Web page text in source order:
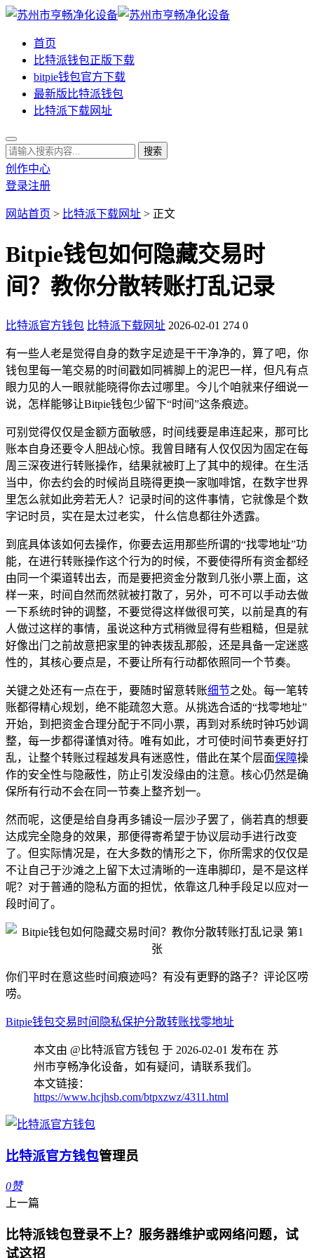
首页
比特派钱包正版下载
bitpie钱包官方下载
最新版比特派钱包
比特派下载网址
创作中心
登录注册
网站首页 > 比特派下载网址 > 正文
Bitpie钱包如何隐藏交易时
间？教你分散转账打乱记录
比特派官方钱包 比特派下载网址 2026-02-01 274 0
有一些人老是觉得自身的数字足迹是干干净净的，算了吧，你
钱包里每一笔交易的时间戳如同裤脚上的泥巴一样，但凡有点
眼力见的人一眼就能晓得你去过哪里。今儿个咱就来仔细说一
说，怎样能够让Bitpie钱包少留下“时间”这条痕迹。
可别觉得仅仅是金额方面敏感，时间线要是串连起来，那可比
账本自身还要令人胆战心惊。我曾目睹有人仅仅因为固定在每
周三深夜进行转账操作，结果就被盯上了其中的规律。在生活
当中，你去约会的时候尚且晓得更换一家咖啡馆，在数字世界
里怎么就如此旁若无人？记录时间的这件事情，它就像是个数
字记时员，实在是太过老实， 什么信息都往外透露。
到底具体该如何去操作，你要去运用那些所谓的“找零地址”功
能，在进行转账操作这个行为的时候，不要使得所有资金都经
由同一个渠道转出去，而是要把资金分散到几张小票上面，这
样一来，时间自然而然就被打散了，另外，可不可以手动去做
一下系统时钟的调整，不要觉得这样做很可笑，以前是真的有
人做过这样的事情，虽说这种方式稍微显得有些粗糙，但是就
好像出门之前故意把家里的钟表拨乱那般，还是具备一定迷惑
性的，其核心要点是，不要让所有行动都依照同一个节奏。
关键之处还有一点在于，要随时留意转账细节之处。每一笔转
账都得精心规划，绝不能疏忽大意。从挑选合适的“找零地址”
开始，到把资金合理分配于不同小票，再到对系统时钟巧妙调
整，每一步都得谨慎对待。唯有如此，才可使时间节奏更好打
乱，让整个转账过程越发具有迷惑性，借此在某个层面保障操
作的安全性与隐蔽性，防止引发没缘由的注意。核心仍然是确
保所有行动不会在同一节奏上整齐划一。
然而呢，这便是给自身再多铺设一层沙子罢了，倘若真的想要
达成完全隐身的效果，那便得寄希望于协议层动手进行改变
了。但实际情况是，在大多数的情形之下，你所需求的仅仅是
不让自己于沙滩之上留下太过清晰的一连串脚印，是不是这样
呢？对于普通的隐私方面的担忧，依靠这几种手段足以应对一
段时间了。
你们平时在意这些时间痕迹吗？有没有更野的路子？评论区唠
唠。
Bitpie钱包交易时间 隐私保护分散转账找零地址
本文由 @比特派官方钱包 于 2026-02-01 发布在 苏
州市亨畅净化设备，如有疑问，请联系我们。
本文链接：
https://www.hcjhsb.com/btpxzwz/4311.html
比特派官方钱包管理员
0赞
上一篇
比特派钱包登录不上？服务器维护或网络问题，试
试这招